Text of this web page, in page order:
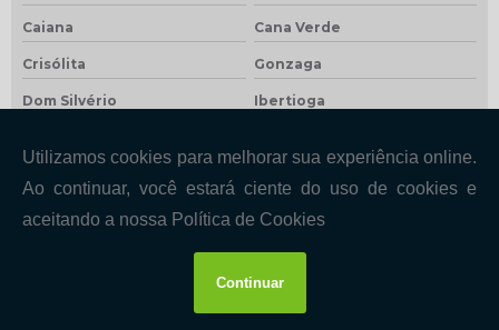
Caiana Cana Verde
Crisólita Gonzaga
Dom Silvério Ibertioga
Rio Preto Jesuânia
Cristália